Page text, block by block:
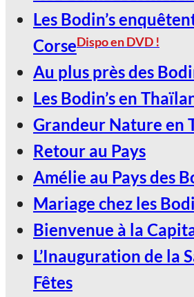
30
Jan
LE SCARABÉE /
2027, Votez Les Bodin’s
Nature !
Les Bodin’s
CorseDispo en DVD !
Au plus près des
Les Bodin’s en
Grandeur Nature en
Retour au Pays
Amélie au Pays des
Mariage chez les
Bienvenue à la
L’Inauguration de la
Fêtes